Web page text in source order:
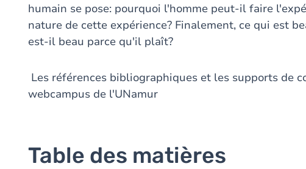
humain se pose: pourquoi l'homme peut-il faire
nature de cette expérience? Finalement, ce qui est
est-il beau parce qu'il plaît?
Les références bibliographiques et les supports de
webcampus de l'UNamur
Table des matières